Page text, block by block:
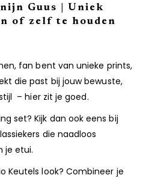
Guus | Uniek
of zelf te houden
fan bent van unieke prints,
die past bij jouw bewuste,
– hier zit je goed.
set? Kijk dan ook eens bij
die naadloos
je etui.
Keutels look? Combineer je